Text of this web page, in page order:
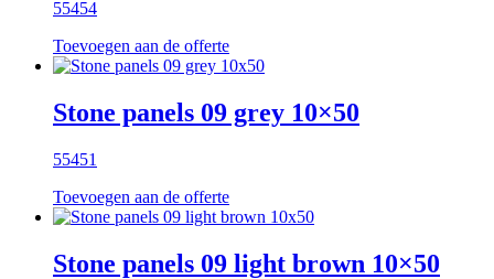
55454
Toevoegen aan de offerte
Stone panels 09 grey 10×50
55451
Toevoegen aan de offerte
Stone panels 09 light brown 10×50